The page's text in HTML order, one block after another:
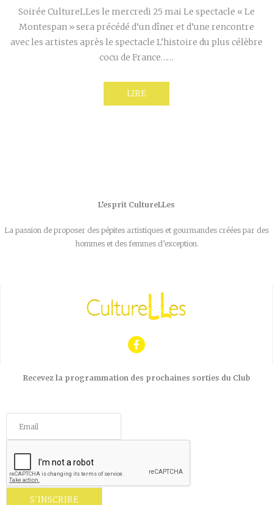
Soirée CultureLLes le mercredi 25 mai Le spectacle « Le
Montespan » sera précédé d’un dîner et d’une rencontre
avec les artistes après le spectacle L’histoire du plus célèbre
cocu de France……
LIRE
L’esprit CultureLLes
La passion de proposer des pépites artistiques et gourmandes créées par des
hommes et des femmes d’exception.
Recevez la programmation des prochaines sorties du Club